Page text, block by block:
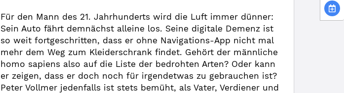
Für den Mann des 21. Jahrhunderts wird die Luft immer dünner:
Sein Auto fährt demnächst alleine los. Seine digitale Demenz ist
so weit fortgeschritten, dass er ohne Navigations-App nicht mal
mehr dem Weg zum Kleiderschrank findet. Gehört der männliche
homo sapiens also auf die Liste der bedrohten Arten? Oder kann
er zeigen, dass er doch noch für irgendetwas zu gebrauchen ist?
Peter Vollmer jedenfalls ist stets bemüht, als Vater, Verdiener und